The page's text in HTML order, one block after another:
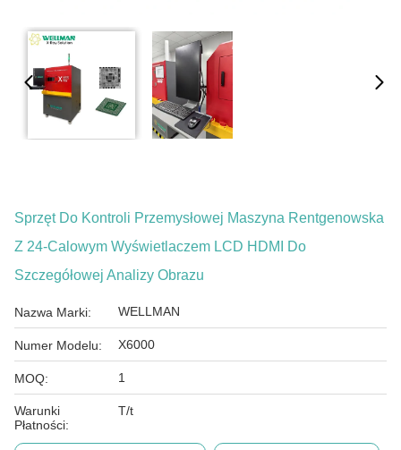
Sprzęt Do Kontroli Przemysłowej Maszyna Rentgenowska
Z 24-Calowym Wyświetlaczem LCD HDMI Do
Szczegółowej Analizy Obrazu
Nazwa Marki: WELLMAN
Numer Modelu: X6000
MOQ: 1
Warunki
Płatności:
T/t